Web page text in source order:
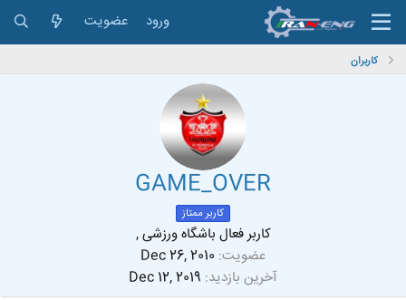
ورود عضویت
کاربران
GAME_OVER
کاربر ممتاز
کاربر فعال باشگاه ورزشی ,
عضویت Dec 26, 2010
آخرین بازدید Dec 12, 2019